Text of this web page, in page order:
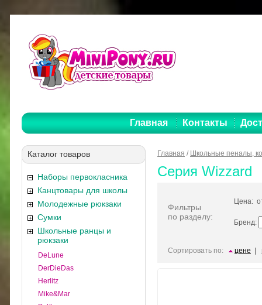
Главная Контакты
Каталог товаров
Наборы первокласника
Канцтовары для школы
Молодежные рюкзаки
Сумки
Школьные ранцы и
рюкзаки
DeLune
DerDieDas
Herlitz
Mike&Mar
Главная / Школьные пеналы,
Серия Wizzard
Фильтры
по разделу:
Цена:
Бренд:
Сортировать по: цене